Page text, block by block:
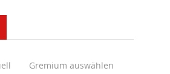
Gremium auswählen